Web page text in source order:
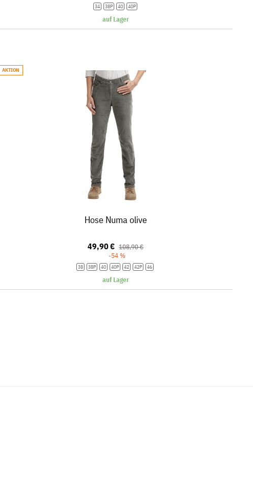
34 38P 40 40P
auf Lager
AKTION
Hose Numa olive
49,90 € 108,90 €
-54 %
38 38P 40 40P 42 42P 46
auf Lager